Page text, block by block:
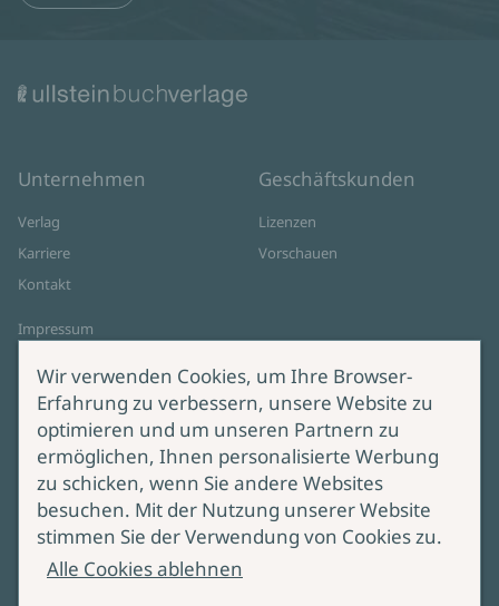
Unternehmen
Verlag
Karriere
Kontakt
Impressum
Cookie-Einstellungen
AGB Online Shop
Geschäftskunden
Lizenzen
Vorschauen
Service
Lieferung & Versand
Produktsicherheit
Bei Fragen zur Produktsicherheit
wenden Sie sich bitte an
Wir verwenden Cookies, um Ihre Browser-
Erfahrung zu verbessern, unsere Website zu
optimieren und um unseren Partnern zu
ermöglichen, Ihnen personalisierte Werbung
zu schicken, wenn Sie andere Websites
besuchen. Mit der Nutzung unserer Website
stimmen Sie der Verwendung von Cookies zu.
Alle Cookies ablehnen